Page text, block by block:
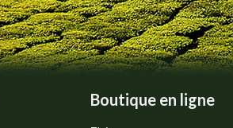
page
du
produit
Boutique en ligne